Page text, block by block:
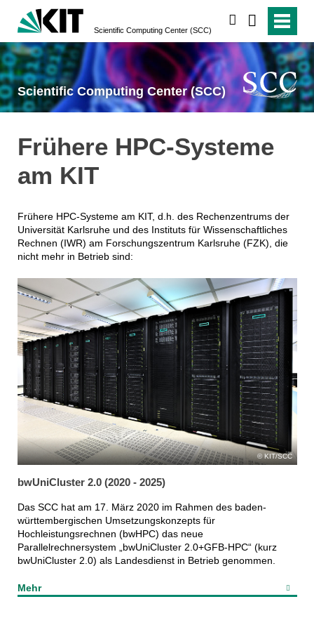
Scientific Computing Center (SCC)
Scientific Computing Center (SCC)
Frühere HPC-Systeme
am KIT
Frühere HPC-Systeme am KIT, d.h. des Rechenzentrums der
Universität Karlsruhe und des Instituts für Wissenschaftliches
Rechnen (IWR) am Forschungszentrum Karlsruhe (FZK), die
nicht mehr in Betrieb sind:
KIT/SCC
bwUniCluster 2.0 (2020 - 2025)
Das SCC hat am 17. März 2020 im Rahmen des baden-
württembergischen Umsetzungskonzepts für
Hochleistungsrechnen (bwHPC) das neue
Parallelrechnersystem „bwUniCluster 2.0+GFB-HPC“ (kurz
bwUniCluster 2.0) als Landesdienst in Betrieb genommen.
Mehr